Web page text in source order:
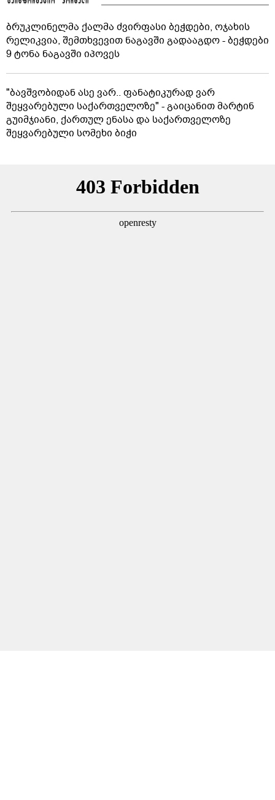
ბრუკლინელმა ქალმა ძვირფასი ბეჭდები, ოჯახის
რელიკვია, შემთხვევით ნაგავში გადააგდო - ბეჭდები
9 ტონა ნაგავში იპოვეს
"ბავშვობიდან ასე ვარ.. ფანატიკურად ვარ
შეყვარებული საქართველოზე" - გაიცანით მარტინ
გუიმჯიანი, ქართულ ენასა და საქართველოზე
შეყვარებული სომეხი ბიჭი